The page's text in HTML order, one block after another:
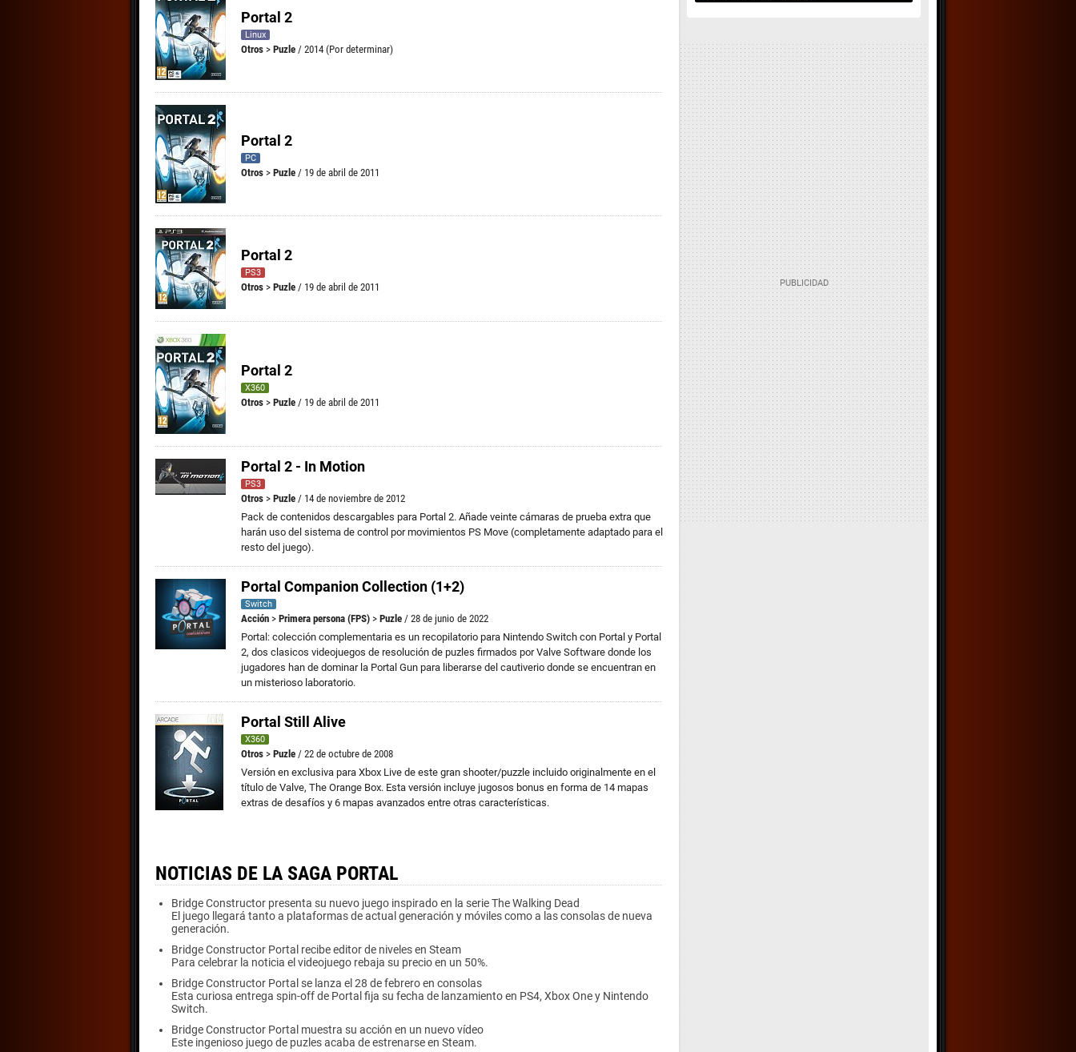
Portal 2
Linux
Otros > Puzle / 2014 (Por determinar)
Portal 2
PC
Otros > Puzle / 19 de abril de 2011
Portal 2
PS3
Otros > Puzle / 19 de abril de 2011
Portal 2
X360
Otros > Puzle / 19 de abril de 2011
Portal 2 - In Motion
PS3
Otros > Puzle / 14 de noviembre de 2012
Pack de contenidos descargables para Portal 2. Añade veinte cámaras de prueba extra que
harán uso del sistema de control por movimientos PS Move (completamente adaptado para el
resto del juego).
Portal Companion Collection (1+2)
Switch
Acción > Primera persona (FPS) > Puzle / 28 de junio de 2022
Portal: colección complementaria es un recopilatorio para Nintendo Switch con Portal y Portal
2, dos clasicos videojuegos de resolución de puzles firmados por Valve Software donde los
jugadores han de dominar la Portal Gun para liberarse del cautiverio donde se encuentran en
un misterioso laboratorio.
Portal Still Alive
X360
Otros > Puzle / 22 de octubre de 2008
Versión en exclusiva para Xbox Live de este gran shooter/puzzle incluido originalmente en el
título de Valve, The Orange Box. Esta versión incluye jugosos bonus en forma de 14 mapas
extras de desafíos y 6 mapas avanzados entre otras características.
NOTICIAS DE LA SAGA PORTAL
Bridge Constructor presenta su nuevo juego inspirado en la serie The Walking Dead
El juego llegará tanto a plataformas de actual generación y móviles como a las consolas de nueva
generación.
Bridge Constructor Portal recibe editor de niveles en Steam
Para celebrar la noticia el videojuego rebaja su precio en un 50%.
Bridge Constructor Portal se lanza el 28 de febrero en consolas
Esta curiosa entrega spin-off de Portal fija su fecha de lanzamiento en PS4, Xbox One y Nintendo
Switch.
Bridge Constructor Portal muestra su acción en un nuevo vídeo
Este ingenioso juego de puzles acaba de estrenarse en Steam.